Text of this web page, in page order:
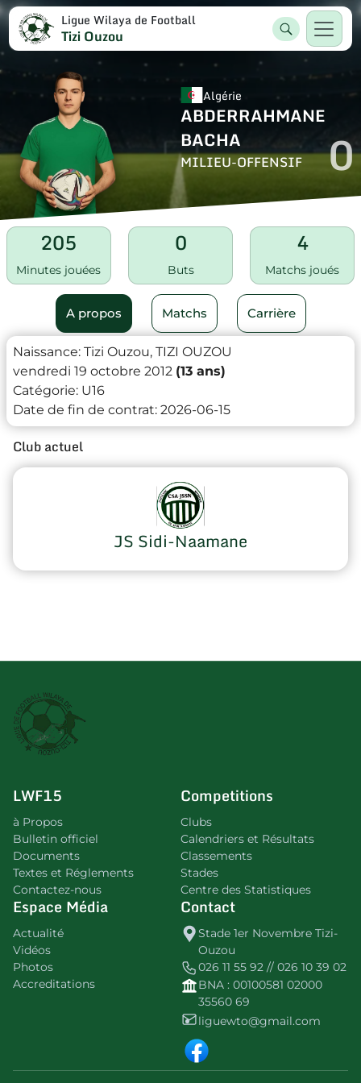
Ligue Wilaya de Football
Tizi Ouzou
Algérie
ABDERRAHMANE
BACHA
MILIEU-OFFENSIF 0
205
Minutes jouées
0
Buts
4
Matchs joués
A propos Matchs Carrière
Naissance: Tizi Ouzou, TIZI OUZOU
vendredi 19 octobre 2012 (13 ans)
Catégorie: U16
Date de fin de contrat: 2026-06-15
Club actuel
JS Sidi-Naamane
LWF15
à Propos
Bulletin officiel
Documents
Textes et Réglements
Contactez-nous
Competitions
Clubs
Calendriers et Résultats
Classements
Stades
Centre des Statistiques
Espace Média
Actualité
Vidéos
Photos
Accreditations
Contact
Stade 1er Novembre Tizi-
Ouzou
026 11 55 92 // 026 10 39 02
BNA : 00100581 02000
35560 69
liguewto@gmail.com